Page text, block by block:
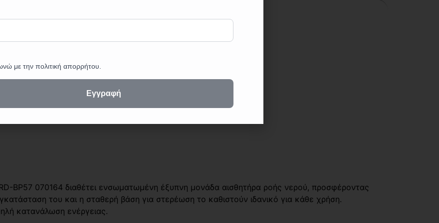
BP57 070164 διαθέτει ενσωματωμένη έξυπνη μονάδα αισθητήρα ροής νερού, προσφέροντας
του και η σταθερή βάση για στερέωση το καθιστούν ιδανικό για κάθε χρήση.
κατανάλωση ενέργειας.